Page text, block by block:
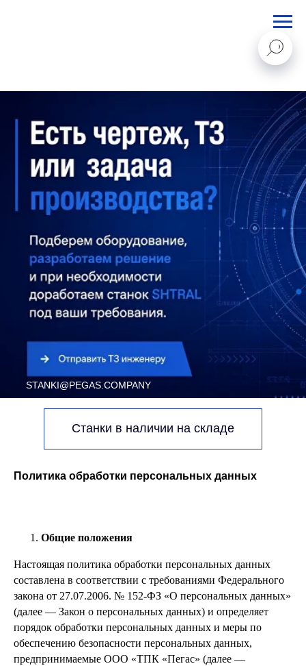
STANKI@PEGAS.COMPANY
Станки в наличии на складе
Политика обработки персональных данных
Общие положения
Настоящая политика обработки персональных данных
составлена в соответствии с требованиями Федерального
закона от 27.07.2006. № 152-ФЗ «О персональных данных»
(далее — Закон о персональных данных) и определяет
порядок обработки персональных данных и меры по
обеспечению безопасности персональных данных,
предпринимаемые ООО «ТПК «Пегас» (далее —